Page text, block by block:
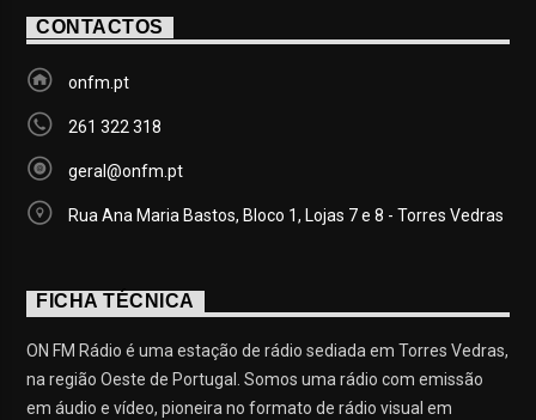
CONTACTOS
onfm.pt
261 322 318
geral@onfm.pt
Rua Ana Maria Bastos, Bloco 1, Lojas 7 e 8 - Torres Vedras
FICHA TÉCNICA
ON FM Rádio é uma estação de rádio sediada em Torres Vedras,
na região Oeste de Portugal. Somos uma rádio com emissão
em áudio e vídeo, pioneira no formato de rádio visual em